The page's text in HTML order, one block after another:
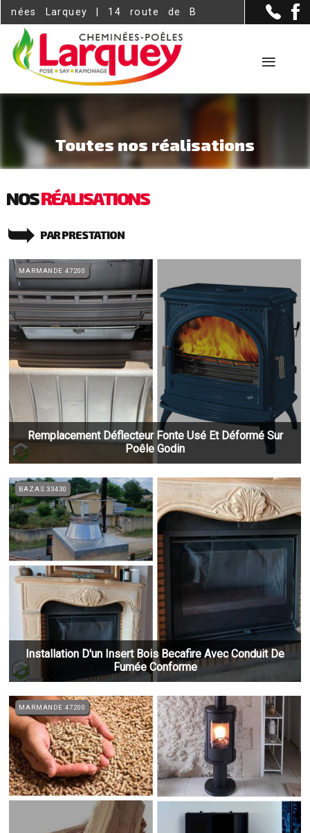
| 14 route de Bazas, ZI dumes - Langon
Toutes nos réalisations
NOSRÉALISATIONS
➥ PAR PRESTATION
Remplacement Déflecteur Fonte Usé Et Déformé Sur
Poêle Godin
MARMANDE 47200
Installation D'un Insert Bois Becafire Avec Conduit De
Fumée Conforme
BAZAS 33430
MARMANDE 47200
Panneau de gestion des cookies